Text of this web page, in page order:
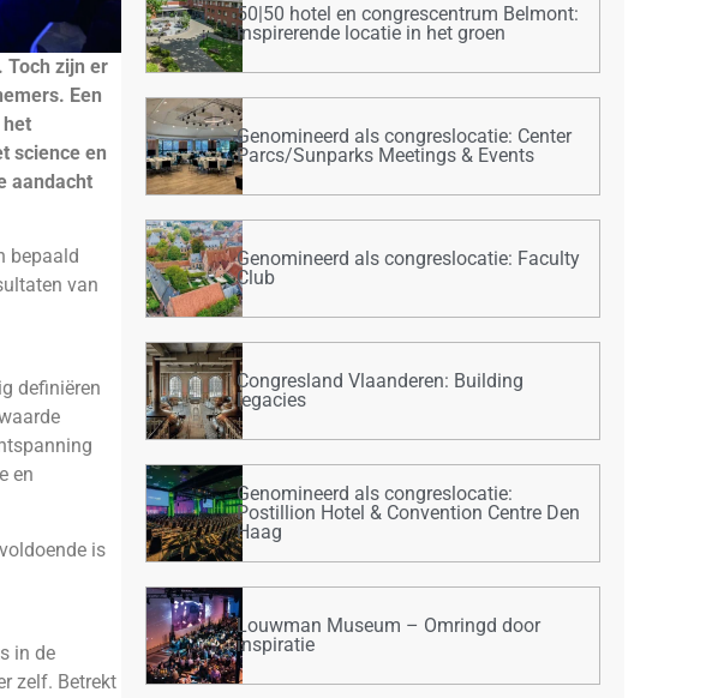
Toch zijn er
Een
science en
aandacht
bepaald
van
definiëren
en
is
in de
zelf. Betrekt
50|50 hotel en congrescentrum Belmont:
inspirerende locatie in het groen
Genomineerd als congreslocatie: Center
Parcs/Sunparks Meetings & Events
Genomineerd als congreslocatie: Faculty
Club
Congresland Vlaanderen: Building
legacies
Genomineerd als congreslocatie:
Postillion Hotel & Convention Centre Den
Haag
Louwman Museum – Omringd door
inspiratie